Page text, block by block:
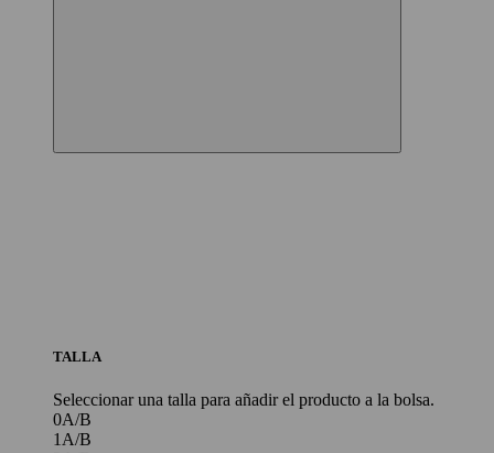
TALLA
Seleccionar una talla para añadir el producto a la bolsa.
0A/B
1 A/B